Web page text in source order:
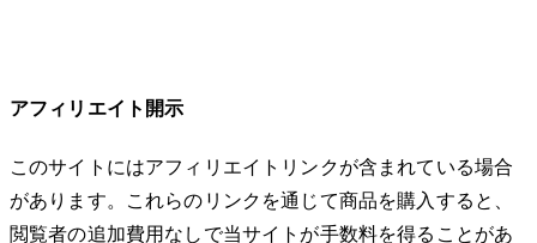
アフィリエイト開示
このサイトにはアフィリエイトリンクが含まれている場合
があります。これらのリンクを通じて商品を購入すると、
閲覧者の追加費用なしで当サイトが手数料を得ることがあ